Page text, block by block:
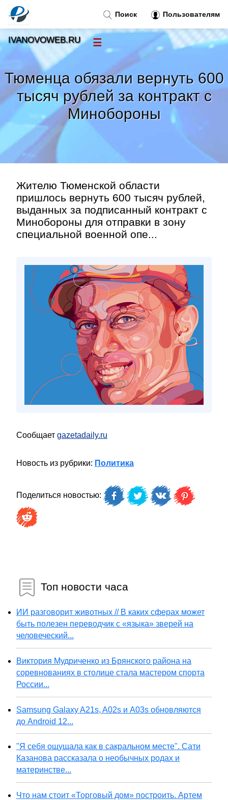
Тюменца обязали вернуть 600
тысяч рублей за контракт с
Минобороны
Жителю Тюменской области
пришлось вернуть 600 тысяч рублей,
выданных за подписанный контракт с
Минобороны для отправки в зону
специальной военной опе...
Сообщает gazetadaily.ru
Новость из рубрики: Политика
Поделиться новостью:
Топ новости часа
ИИ разговорит животных // В каких сферах может
быть полезен переводчик с «языка» зверей на
человеческий...
Виктория Мудриченко из Брянского района на
соревнованиях в столице стала мастером спорта
России...
Samsung Galaxy A21s, A02s и A03s обновляются
до Android 12...
"Я себя ощущала как в сакральном месте". Сати
Казанова рассказала о необычных родах и
материнстве...
Что нам стоит «Торговый дом» построить. Артем
Поиск Пользователям
IVANOVOWEB.RU ☰
Новости
Тренды новостей»
»
Правила »